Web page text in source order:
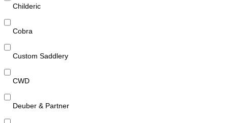
Childeric
Cobra
Custom Saddlery
CWD
Deuber & Partner